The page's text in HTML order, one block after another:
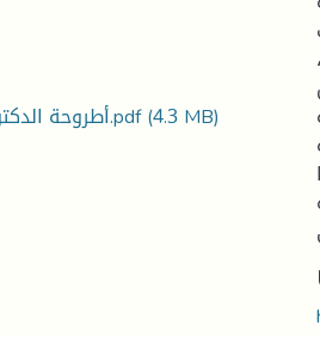
أطروحة الدكتوراه-محمد جودي.pdf(4.3 MB)